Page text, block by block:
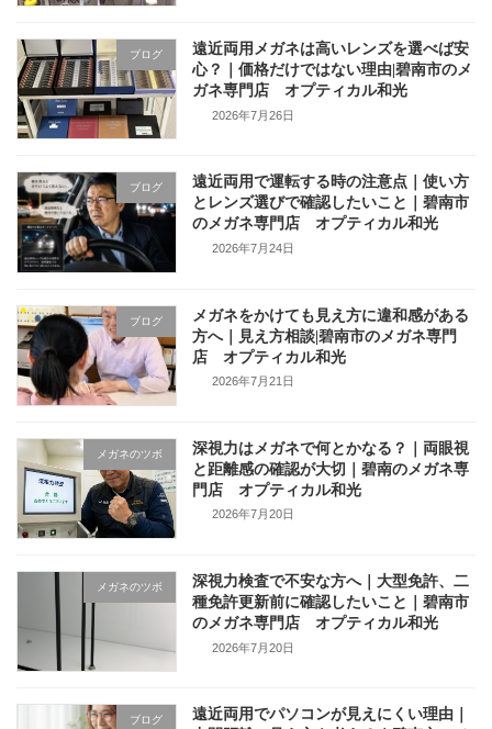
ブログ
遠近両用メガネは高いレンズを選べば安
心？｜価格だけではない理由|碧南市のメ
ガネ専門店 オプティカル和光
2026年7月26日
ブログ
遠近両用で運転する時の注意点｜使い方
とレンズ選びで確認したいこと｜碧南市
のメガネ専門店 オプティカル和光
2026年7月24日
ブログ
メガネをかけても見え方に違和感がある
方へ｜見え方相談|碧南市のメガネ専門
店 オプティカル和光
2026年7月21日
メガネのツボ
深視力はメガネで何とかなる？｜両眼視
と距離感の確認が大切｜碧南のメガネ専
門店 オプティカル和光
2026年7月20日
メガネのツボ
深視力検査で不安な方へ｜大型免許、二
種免許更新前に確認したいこと｜碧南市
のメガネ専門店 オプティカル和光
2026年7月20日
ブログ
遠近両用でパソコンが見えにくい理由｜